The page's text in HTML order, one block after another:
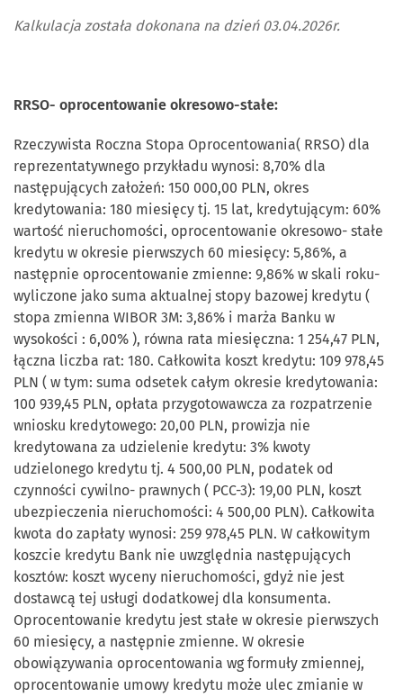
Kalkulacja została dokonana na dzień 03.04.2026r.
RRSO- oprocentowanie okresowo-stałe:
Rzeczywista Roczna Stopa Oprocentowania( RRSO) dla
reprezentatywnego przykładu wynosi: 8,70% dla
następujących założeń: 150 000,00 PLN, okres
kredytowania: 180 miesięcy tj. 15 lat, kredytującym: 60%
wartość nieruchomości, oprocentowanie okresowo- stałe
kredytu w okresie pierwszych 60 miesięcy: 5,86%, a
następnie oprocentowanie zmienne: 9,86% w skali roku-
wyliczone jako suma aktualnej stopy bazowej kredytu (
stopa zmienna WIBOR 3M: 3,86% i marża Banku w
wysokości : 6,00% ), równa rata miesięczna: 1 254,47 PLN,
łączna liczba rat: 180. Całkowita koszt kredytu: 109 978,45
PLN ( w tym: suma odsetek całym okresie kredytowania:
100 939,45 PLN, opłata przygotowawcza za rozpatrzenie
wniosku kredytowego: 20,00 PLN, prowizja nie
kredytowana za udzielenie kredytu: 3% kwoty
udzielonego kredytu tj. 4 500,00 PLN, podatek od
czynności cywilno- prawnych ( PCC-3): 19,00 PLN, koszt
ubezpieczenia nieruchomości: 4 500,00 PLN). Całkowita
kwota do zapłaty wynosi: 259 978,45 PLN. W całkowitym
koszcie kredytu Bank nie uwzględnia następujących
kosztów: koszt wyceny nieruchomości, gdyż nie jest
dostawcą tej usługi dodatkowej dla konsumenta.
Oprocentowanie kredytu jest stałe w okresie pierwszych
60 miesięcy, a następnie zmienne. W okresie
obowiązywania oprocentowania wg formuły zmiennej,
oprocentowanie umowy kredytu może ulec zmianie w